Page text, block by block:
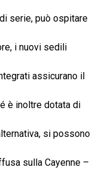
serie, può ospitare
i nuovi sedili
assicurano il
è inoltre dotata di
si possono
sulla Cayenne –